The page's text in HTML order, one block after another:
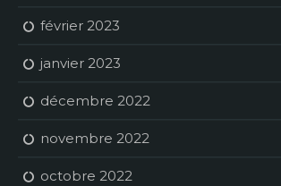
février 2023
janvier 2023
décembre 2022
novembre 2022
octobre 2022